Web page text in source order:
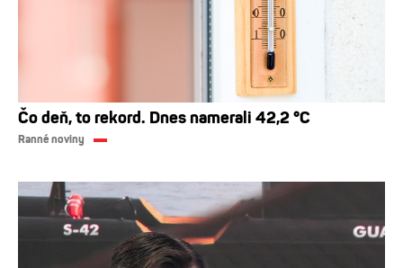
Čo deň, to rekord. Dnes namerali 42,2 °C
Ranné noviny